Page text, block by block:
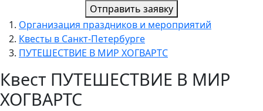
Отправить заявку
Организация праздников и мероприятий
Квесты в Санкт-Петербурге
ПУТЕШЕСТВИЕ В МИР ХОГВАРТС
Квест ПУТЕШЕСТВИЕ В МИР
ХОГВАРТС